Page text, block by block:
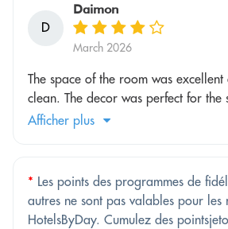
D
Daimon
March 2026
The space of the room was
clean. The decor was perfect for the
Afficher plus
* Les points des programmes de
autres ne sont pas valables pour les
HotelsByDay. Cumulez des